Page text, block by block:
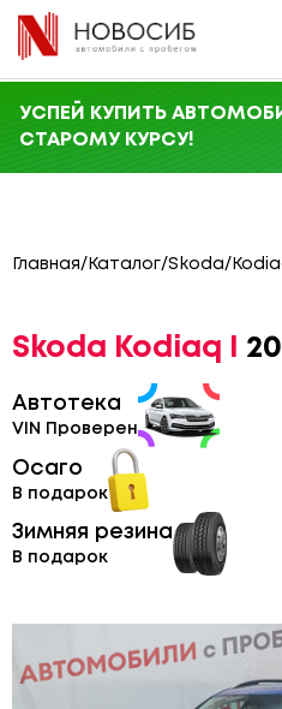
УСПЕЙ КУПИТЬ
СТАРОМУ КУРСУ!
Главная/ Каталог/Skoda/
Skoda Kodiaq I
Автотека
VIN Проверен
Осаго
В подарок
Зимняя резина
В подарок